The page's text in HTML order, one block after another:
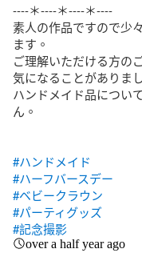
----＊----＊----＊----
素人の作品ですので少
ます。
ご理解いただける方の
気になることがありま
ハンドメイド品につい
ん。
#ハンドメイド
#ハーフバースデー
#ベビークラウン
#パーティグッズ
#記念撮影
over a half year ago